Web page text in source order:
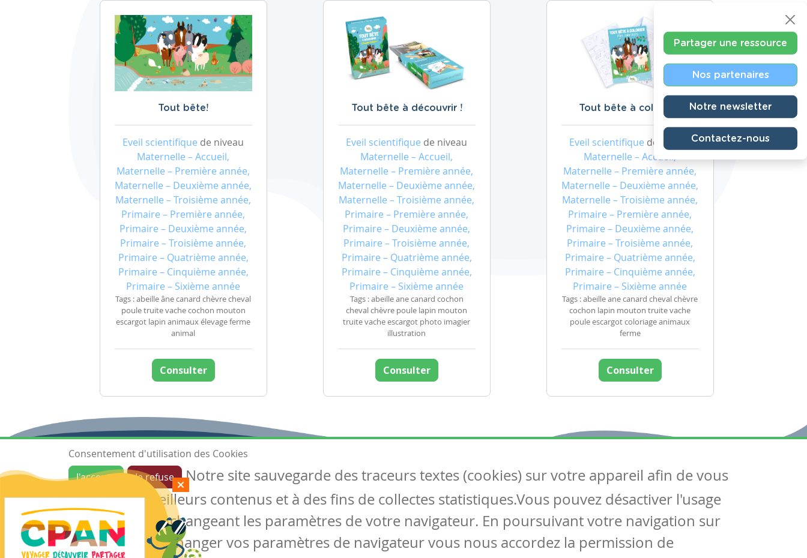
Tout bête!
Eveil scientifique de niveau
Maternelle – Accueil,
Maternelle – Première année,
Maternelle – Deuxième année,
Maternelle – Troisième année,
Primaire – Première année,
Primaire – Deuxième année,
Primaire – Troisième année,
Primaire – Quatrième année,
Primaire – Cinquième année,
Primaire – Sixième année
Tags : abeille âne canard chèvre cheval
poule truite vache cochon mouton
escargot lapin animaux élevage ferme
animal
Consulter
Tout bête à découvrir !
Eveil scientifique de niveau
Maternelle – Accueil,
Maternelle – Première année,
Maternelle – Deuxième année,
Maternelle – Troisième année,
Primaire – Première année,
Primaire – Deuxième année,
Primaire – Troisième année,
Primaire – Quatrième année,
Primaire – Cinquième année,
Primaire – Sixième année
Tags : abeille ane canard cochon
cheval chèvre poule lapin mouton
truite vache escargot photo imagier
illustration
Consulter
Tout bête à colorier !
Eveil scientifique de niveau
Maternelle – Accueil,
Maternelle – Première année,
Maternelle – Deuxième année,
Maternelle – Troisième année,
Primaire – Première année,
Primaire – Deuxième année,
Primaire – Troisième année,
Primaire – Quatrième année,
Primaire – Cinquième année,
Primaire – Sixième année
Tags : abeille ane canard cheval chèvre
cochon lapin mouton truite vache
poule escargot coloriage animaux
ferme
Consulter
Partager une ressource
Nos partenaires
Notre newsletter
Contactez-nous
Ressources
Les ressources
Créer une ressource
Mes ressources
Articles
Tous les articles
Articles DYS
Circulaires
Suivez-nous
Contactez-nous
Soutien scolaire
Consentement d'utilisation des Cookies
J'accepte
Je refuse
Notre site sauvegarde des traceurs textes (cookies) sur votre appareil afin de vous
garantir de meilleurs contenus et à des fins de collectes statistiques.Vous pouvez désactiver l'usage
des cookies en changeant les paramètres de votre navigateur. En poursuivant votre navigation sur
notre site sans changer vos paramètres de navigateur vous nous accordez la permission de